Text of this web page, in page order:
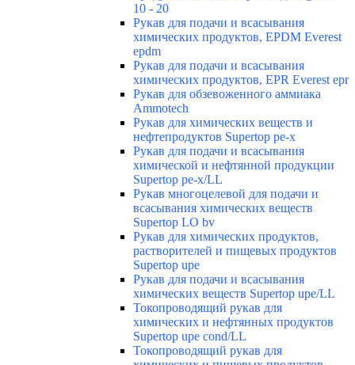
10 - 20
Рукав для подачи и всасывания
химических продуктов, EPDM Everest
epdm
Рукав для подачи и всасывания
химических продуктов, EPR Everest epr
Рукав для обзевоженного аммиака
Ammotech
Рукав для химических веществ и
нефтепродуктов Supertop pe-x
Рукав для подачи и всасывания
химической и нефтянной продукции
Supertop pe-x/LL
Рукав многоцелевой для подачи и
всасывания химических веществ
Supertop LO bv
Рукав для химических продуктов,
растворителей и пищевых продуктов
Supertop upe
Рукав для подачи и всасывания
химических веществ Supertop upe/LL
Токопроводящий рукав для
химических и нефтянных продуктов
Supertop upe cond/LL
Токопроводящий рукав для